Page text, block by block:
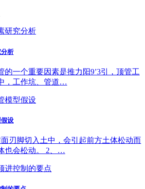
析
的一个重要因素是推力阳9’3引，顶管工
，工作坑、管道…
设
刃脚切入土中，会引起前方土体松动而
也会松动。 2、…